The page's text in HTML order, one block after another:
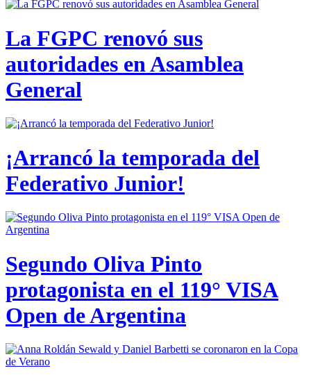
La FGPC renovó sus
autoridades en Asamblea
General
¡Arrancó la temporada del
Federativo Junior!
Segundo Oliva Pinto
protagonista en el 119° VISA
Open de Argentina